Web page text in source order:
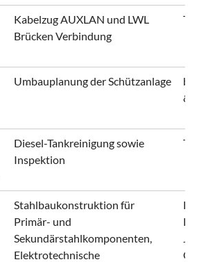
Kabelzug AUXLAN und LWL
Brücken Verbindung
Umbauplanung der Schützanlage
&
Diesel-Tankreinigung sowie
Inspektion
Stahlbaukonstruktion für
Primär- und
Sekundärstahlkomponenten,
Elektrotechnische